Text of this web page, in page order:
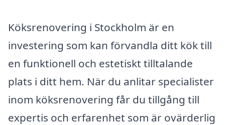
Köksrenovering i Stockholm är en
investering som kan förvandla ditt kök till
en funktionell och estetiskt tilltalande
plats i ditt hem. När du anlitar specialister
inom köksrenovering får du tillgång till
expertis och erfarenhet som är ovärderlig